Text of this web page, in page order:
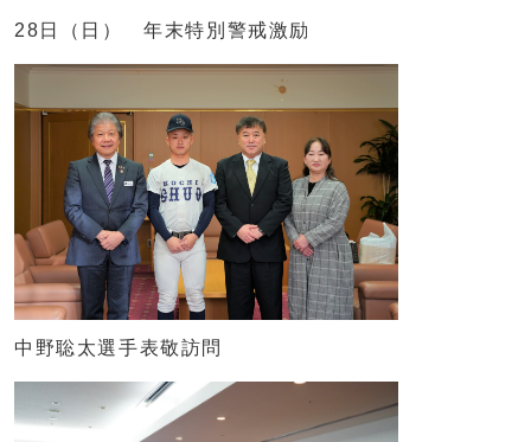
28日（日） 年末特別警戒激励
中野聡太選手表敬訪問